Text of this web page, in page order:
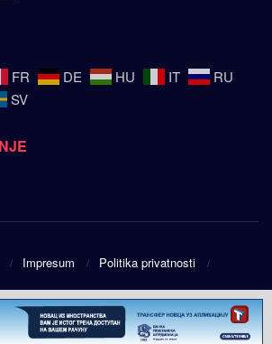
FR DE HU IT RU
SV
Impresum
Politika privatnosti
byPublic Eye doo